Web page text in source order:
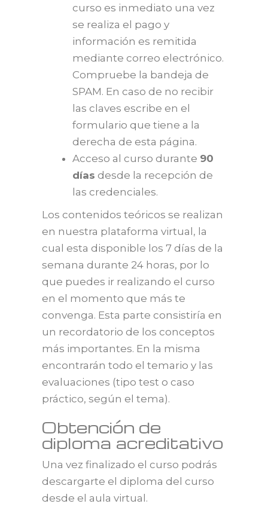
curso es inmediato una vez
se realiza el pago y
información es remitida
mediante correo electrónico.
Compruebe la bandeja de
SPAM. En caso de no recibir
las claves escribe en el
formulario que tiene a la
derecha de esta página.
Acceso al curso durante 90
días desde la recepción de
las credenciales.
Los contenidos teóricos se realizan
en nuestra plataforma virtual, la
cual esta disponible los 7 días de la
semana durante 24 horas, por lo
que puedes ir realizando el curso
en el momento que más te
convenga. Esta parte consistiría en
un recordatorio de los conceptos
más importantes. En la misma
encontrarán todo el temario y las
evaluaciones (tipo test o caso
práctico, según el tema).
Obtención de
diploma acreditativo
Una vez finalizado el curso podrás
descargarte el diploma del curso
desde el aula virtual.